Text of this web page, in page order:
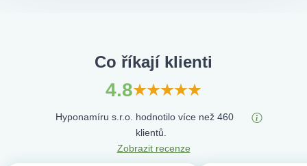
Co říkají klienti
4.8
Hyponamíru s.r.o. hodnotilo více než 460
klientů.
Zobrazit recenze